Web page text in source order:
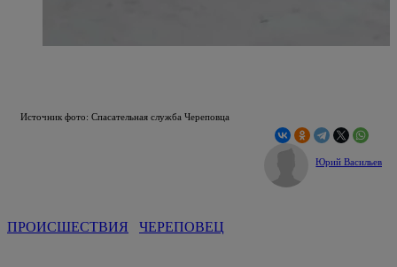
Источник фото: Спасательная служба Череповца
Юрий Васильев
ПРОИСШЕСТВИЯ ЧЕРЕПОВЕЦ